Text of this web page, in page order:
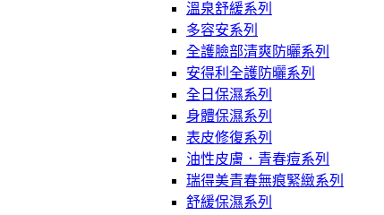
溫泉舒緩系列
多容安系列
全護臉部清爽防曬系列
安得利全護防曬系列
全日保濕系列
身體保濕系列
表皮修復系列
油性皮膚．青春痘系列
瑞得美青春無痕緊緻系列
舒緩保濕系列